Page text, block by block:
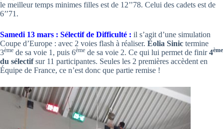
le meilleur temps minimes filles est de 12’’78. Celui des cadets est de
6’’71.
Samedi 13 mars : Sélectif de Difficulté : il s’agit d’une simulation
Coupe d’Europe : avec 2 voies flash à réaliser. Éolia Sinic termine
3ème de sa voie 1, puis 6ème de sa voie 2. Ce qui lui permet de finir4ème
du sélectifsur 11 participantes. Seules les 2 premières accèdent en
Équipe de France, ce n’est donc que partie remise !